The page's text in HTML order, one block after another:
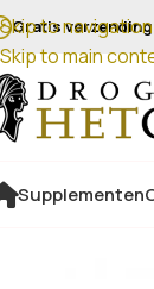
Skip to navigation
Skip to main
Gratis
Supplementen